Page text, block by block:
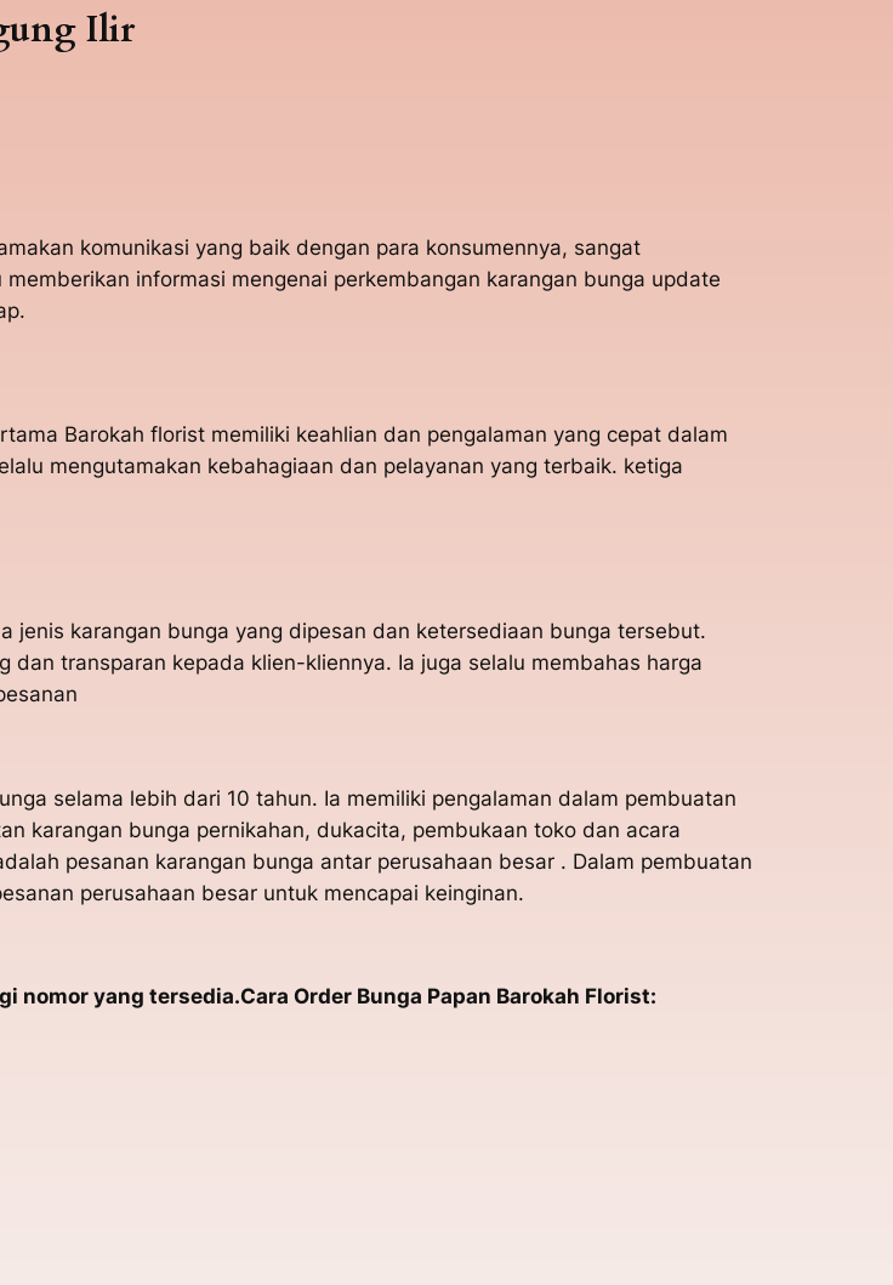
Ilir
komunikasi yang baik dengan para konsumennya, sangat
informasi mengenai perkembangan karangan bunga update
Barokah florist memiliki keahlian dan pengalaman yang cepat dalam
mengutamakan kebahagiaan dan pelayanan yang terbaik. ketiga
jenis karangan bunga yang dipesan dan ketersediaan bunga tersebut.
dan transparan kepada klien-kliennya. Ia juga selalu membahas harga
selama lebih dari 10 tahun. Ia memiliki pengalaman dalam pembuatan
karangan bunga pernikahan, dukacita, pembukaan toko dan acara
pesanan karangan bunga antar perusahaan besar . Dalam pembuatan
perusahaan besar untuk mencapai keinginan.
nomor yang tersedia.Cara Order Bunga Papan Barokah Florist: